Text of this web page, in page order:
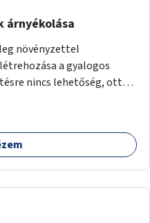
árnyékolása
növényzettel
a gyalogos
nincs lehetőség, ott